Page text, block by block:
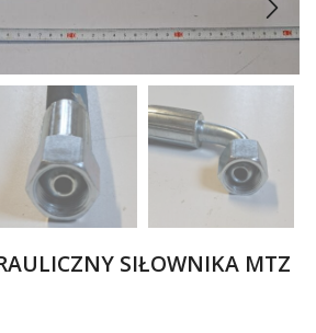
SIŁOWNIKA MTZ